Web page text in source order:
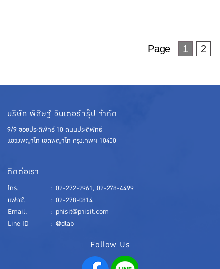
Page 1 2
บริษัท พิสิษฐ์ อินเตอร์กรุ๊ป จำกัด
9/9 ซอยประดิพัทธ์ 10 ถนนประดิพัทธ์
แขวงพญาไท เขตพญาไท กรุงเทพฯ 10400
ติดต่อเรา
โทร. : 02-272-2961, 02-278-4499
แฟกซ์.
: 02-278-0814
Email.
: phisit@phisit.com
Line ID
: @dlab
Follow Us